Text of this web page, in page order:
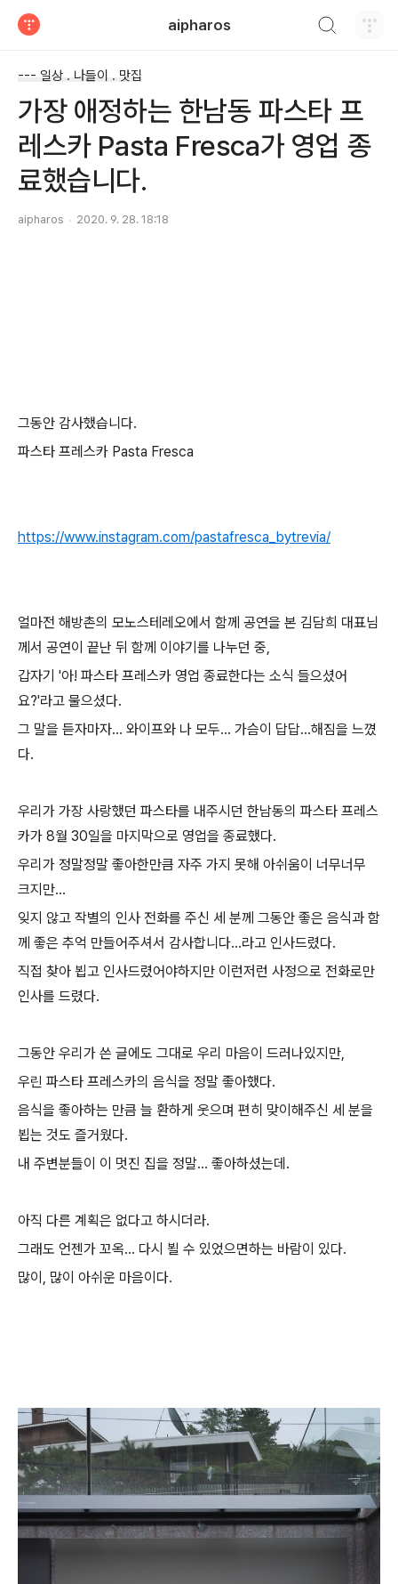
aipharos
--- 일상 . 나들이 . 맛집
가장 애정하는 한남동 파스타 프
레스카 Pasta Fresca가 영업 종
료했습니다.
aipharos 2020. 9. 28. 18:18
그동안 감사했습니다.
파스타 프레스카 Pasta Fresca
https://www.instagram.com/pastafresca_bytrevia/
얼마전 해방촌의 모노스테레오에서 함께 공연을 본 김담희 대표님
께서 공연이 끝난 뒤 함께 이야기를 나누던 중,
갑자기 '아! 파스타 프레스카 영업 종료한다는 소식 들으셨어
요?'라고 물으셨다.
그 말을 듣자마자... 와이프와 나 모두... 가슴이 답답...해짐을 느꼈
다.
우리가 가장 사랑했던 파스타를 내주시던 한남동의 파스타 프레스
카가 8월 30일을 마지막으로 영업을 종료했다.
우리가 정말정말 좋아한만큼 자주 가지 못해 아쉬움이 너무너무
크지만...
잊지 않고 작별의 인사 전화를 주신 세 분께 그동안 좋은 음식과 함
께 좋은 추억 만들어주셔서 감사합니다...라고 인사드렸다.
직접 찾아 뵙고 인사드렸어야하지만 이런저런 사정으로 전화로만
인사를 드렸다.
그동안 우리가 쓴 글에도 그대로 우리 마음이 드러나있지만,
우린 파스타 프레스카의 음식을 정말 좋아했다.
음식을 좋아하는 만큼 늘 환하게 웃으며 편히 맞이해주신 세 분을
뵙는 것도 즐거웠다.
내 주변분들이 이 멋진 집을 정말... 좋아하셨는데.
아직 다른 계획은 없다고 하시더라.
그래도 언젠가 꼬옥... 다시 뵐 수 있었으면하는 바람이 있다.
많이, 많이 아쉬운 마음이다.